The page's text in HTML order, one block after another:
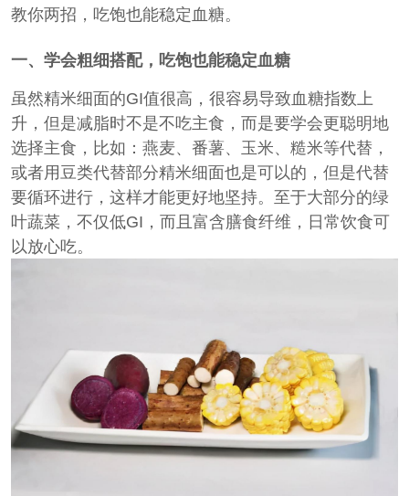
教你两招，吃饱也能稳定血糖。
一、学会粗细搭配，吃饱也能稳定血糖
虽然精米细面的GI值很高，很容易导致血糖指数上
升，但是减脂时不是不吃主食，而是要学会更聪明地
选择主食，比如：燕麦、番薯、玉米、糙米等代替，
或者用豆类代替部分精米细面也是可以的，但是代替
要循环进行，这样才能更好地坚持。至于大部分的绿
叶蔬菜，不仅低GI，而且富含膳食纤维，日常饮食可
以放心吃。